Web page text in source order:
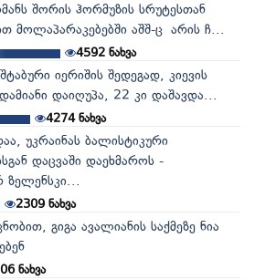
შორის ჰორმუზის სრუტესთან
მოლაპარაკებებში აშშ-ც არის ჩ...
4592ნახვა
იერიშის შედეგად, კიევის
დაიღუპა, 22 კი დაშავდა...
4274ნახვა
უკრაინას ბალისტიკური
დაცვაში დაეხმაროს -
2309ნახვა
გიგა ავალიანის საქმეზე ნია
ნახვა